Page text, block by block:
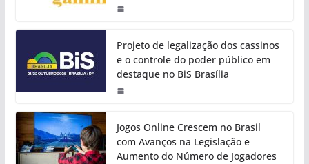
Projeto de legalização dos cassinos
e o controle do poder público em
destaque no BiS Brasília
Jogos Online Crescem no Brasil
com Avanços na Legislação e
Aumento do Número de Jogadores